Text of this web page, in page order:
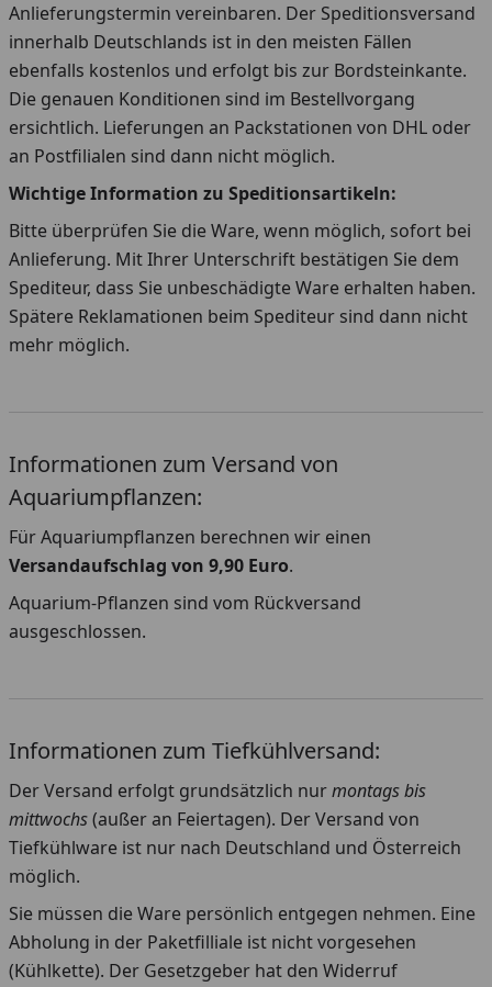
Anlieferungstermin vereinbaren. Der Speditionsversand
innerhalb Deutschlands ist in den meisten Fällen
ebenfalls kostenlos und erfolgt bis zur Bordsteinkante.
Die genauen Konditionen sind im Bestellvorgang
ersichtlich. Lieferungen an Packstationen von DHL oder
an Postfilialen sind dann nicht möglich.
Wichtige Information zu Speditionsartikeln:
Bitte überprüfen Sie die Ware, wenn möglich, sofort bei
Anlieferung. Mit Ihrer Unterschrift bestätigen Sie dem
Spediteur, dass Sie unbeschädigte Ware erhalten haben.
Spätere Reklamationen beim Spediteur sind dann nicht
mehr möglich.
Informationen zum Versand von
Aquariumpflanzen:
Für Aquariumpflanzen berechnen wir einen
Versandaufschlag von 9,90 Euro.
Aquarium-Pflanzen sind vom Rückversand
ausgeschlossen.
Informationen zum Tiefkühlversand:
Der Versand erfolgt grundsätzlich nurmontags bis
mittwochs(außer an Feiertagen). Der Versand von
Tiefkühlware ist nur nach Deutschland und Österreich
möglich.
Sie müssen die Ware persönlich entgegen nehmen. Eine
Abholung in der Paketfilliale ist nicht vorgesehen
(Kühlkette). Der Gesetzgeber hat den Widerruf